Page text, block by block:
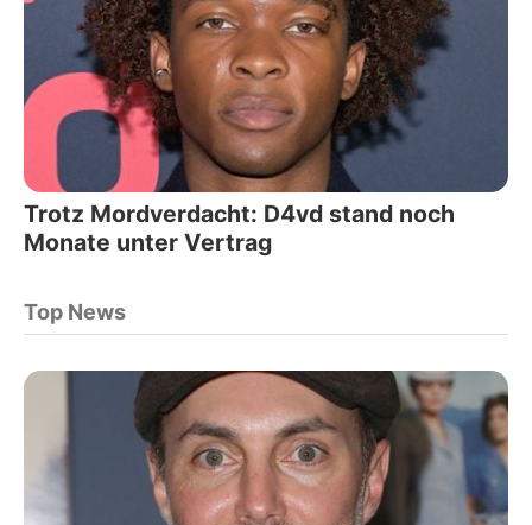
Trotz Mordverdacht: D4vd stand noch
Monate unter Vertrag
Top News